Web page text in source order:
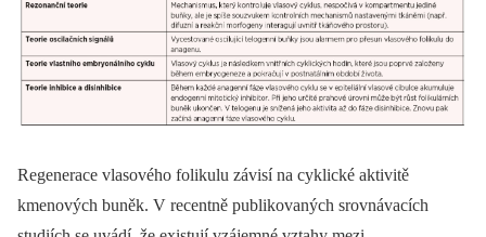
Regenerace vlasového folikulu závisí na cyklické aktivitě
kmenových buněk. V recentně publikovaných srovnávacích